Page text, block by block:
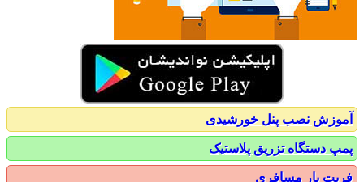
نصب پنل خورشیدی
دستگاه تزریق پلاستیک
بار مسافری